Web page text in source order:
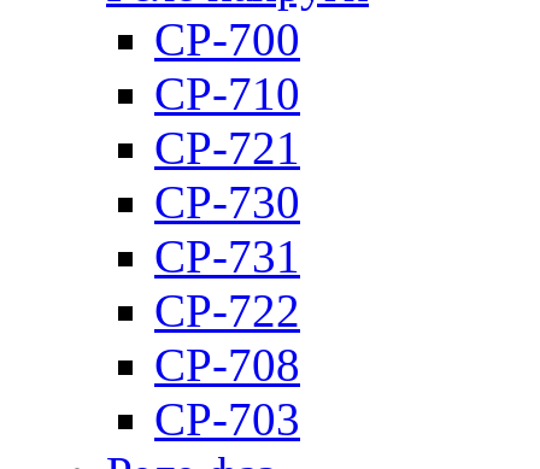
CP-700
CP-710
CP-721
CP-730
CP-731
CP-722
CP-708
CP-703